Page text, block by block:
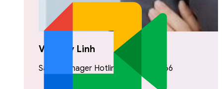
Vũ Thuỳ Linh
Sales Manager Hotline: 0842.999.666